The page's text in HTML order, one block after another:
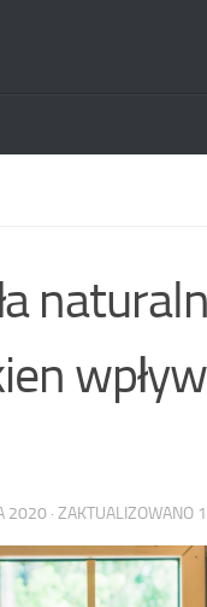
2020 · ZAKTUALIZOWANO